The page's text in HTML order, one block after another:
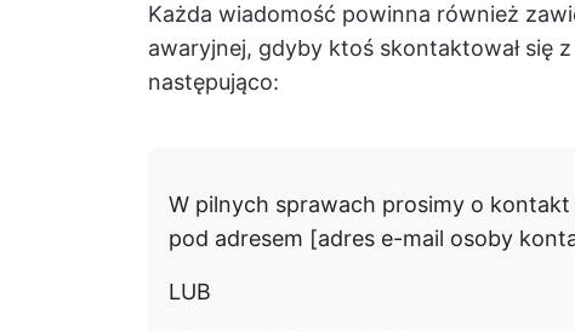
Każda wiadomość powinna również
awaryjnej, gdyby ktoś skontaktował się
następująco:
W pilnych sprawach prosimy o
pod adresem [adres e-mail osoby
LUB